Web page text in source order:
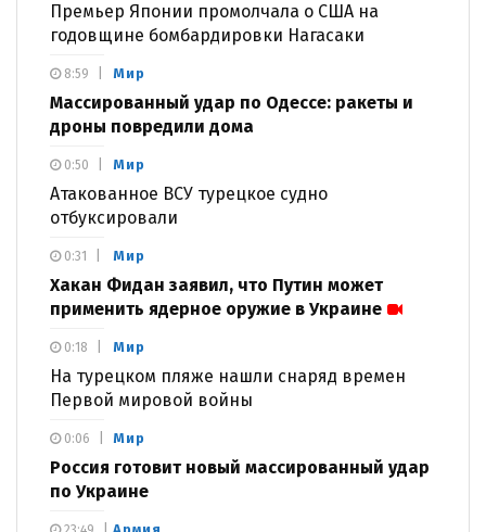
Премьер Японии промолчала о США на
годовщине бомбардировки Нагасаки
Мир
Массированный удар по Одессе: ракеты и
дроны повредили дома
8:59
Мир
Атакованное ВСУ турецкое судно
отбуксировали
0:50
Мир
Хакан Фидан заявил, что Путин может
применить ядерное оружие в Украине
0:31
Мир
На турецком пляже нашли снаряд времен
Первой мировой войны
0:18
Мир
Россия готовит новый массированный удар
по Украине
0:06